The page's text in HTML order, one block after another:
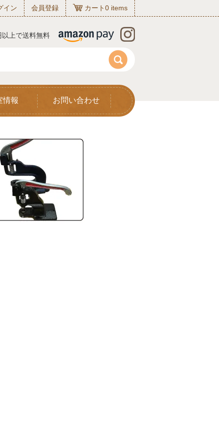
イン 会員登録 カート0 items
上で送料無料
情報 お問い合わせ